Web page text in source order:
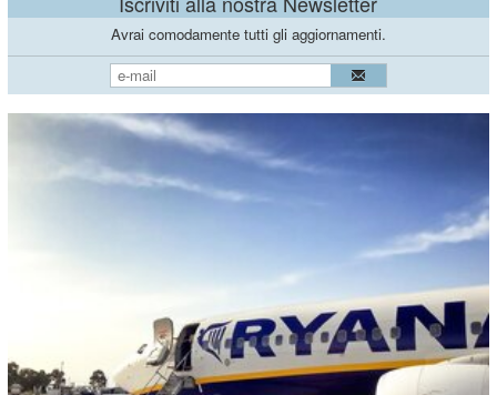
Avrai comodamente tutti gli aggiornamenti.